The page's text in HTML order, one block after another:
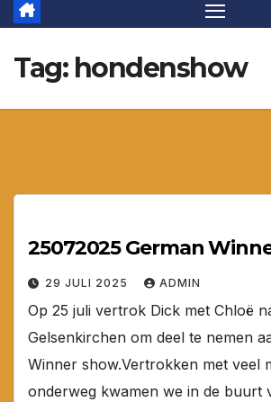
Tag: hondenshow
25072025 German
29 JULI 2025 ADMIN
Op 25 juli vertrok Dick met Chloë
Gelsenkirchen om deel te nemen
Winner show.Vertrokken met veel
onderweg kwamen we in de buurt